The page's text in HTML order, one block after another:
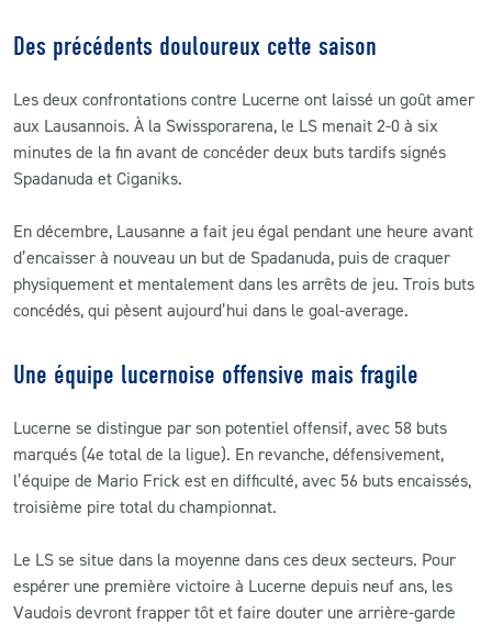
Des précédents douloureux cette saison
Les deux confrontations contre Lucerne ont laissé un goût amer
aux Lausannois. À la Swissporarena, le LS menait 2-0 à six
minutes de la fin avant de concéder deux buts tardifs signés
Spadanuda et Ciganiks.
En décembre, Lausanne a fait jeu égal pendant une heure avant
d’encaisser à nouveau un but de Spadanuda, puis de craquer
physiquement et mentalement dans les arrêts de jeu. Trois buts
concédés, qui pèsent aujourd’hui dans le goal-average.
Une équipe lucernoise offensive mais fragile
Lucerne se distingue par son potentiel offensif, avec 58 buts
marqués (4e total de la ligue). En revanche, défensivement,
l’équipe de Mario Frick est en difficulté, avec 56 buts encaissés,
troisième pire total du championnat.
Le LS se situe dans la moyenne dans ces deux secteurs. Pour
espérer une première victoire à Lucerne depuis neuf ans, les
Vaudois devront frapper tôt et faire douter une arrière-garde